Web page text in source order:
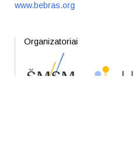
www.bebras.org
Organizatoriai